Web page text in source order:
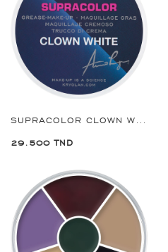
SUPRACOLOR CLOWN WHITE 30G
29.500 TND